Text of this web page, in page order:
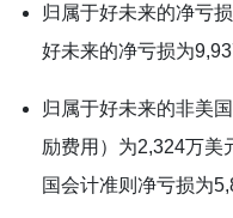
归属于好未来的净亏
好未来的净亏损为
归属于好未来的非美
励费用）为2,324万美
国会计准则净亏损为